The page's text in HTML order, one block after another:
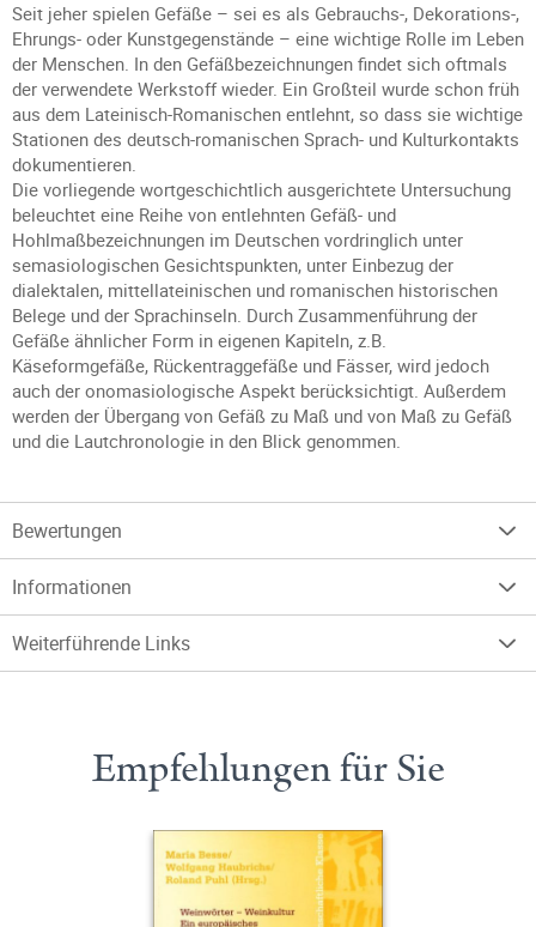
Seit jeher spielen Gefäße – sei es als Gebrauchs-, Dekorations-,
Ehrungs- oder Kunstgegenstände – eine wichtige Rolle im Leben
der Menschen. In den Gefäßbezeichnungen findet sich oftmals
der verwendete Werkstoff wieder. Ein Großteil wurde schon früh
aus dem Lateinisch-Romanischen entlehnt, so dass sie wichtige
Stationen des deutsch-romanischen Sprach- und Kulturkontakts
dokumentieren.
Die vorliegende wortgeschichtlich ausgerichtete Untersuchung
beleuchtet eine Reihe von entlehnten Gefäß- und
Hohlmaßbezeichnungen im Deutschen vordringlich unter
semasiologischen Gesichtspunkten, unter Einbezug der
dialektalen, mittellateinischen und romanischen historischen
Belege und der Sprachinseln. Durch Zusammenführung der
Gefäße ähnlicher Form in eigenen Kapiteln, z.B.
Käseformgefäße, Rückentraggefäße und Fässer, wird jedoch
auch der onomasiologische Aspekt berücksichtigt. Außerdem
werden der Übergang von Gefäß zu Maß und von Maß zu Gefäß
und die Lautchronologie in den Blick genommen.
Bewertungen
Informationen
Weiterführende Links
Empfehlungen für Sie